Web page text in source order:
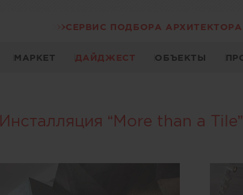
СЕРВИС ПОДБОРА
МАРКЕТ ДАЙДЖЕСТ ОБЪЕКТЫ
Инсталляция “More than a